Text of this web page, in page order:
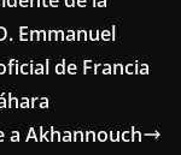
Emmanuel
de Francia
a Akhannouch